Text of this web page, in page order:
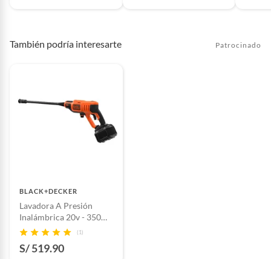
También podría interesarte Patrocinado
BLACK+DECKER
Lavadora A Presión
Inalámbrica 20v - 350
Psi Black+decker
(1)
S/ 519.90